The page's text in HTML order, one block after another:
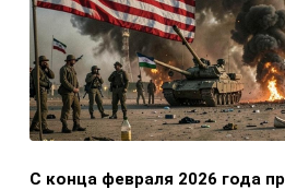
С конца февраля 2026 года